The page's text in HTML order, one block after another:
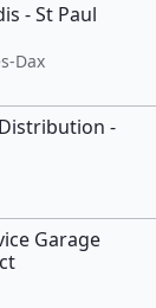
- St Paul
Dax
-
Garage